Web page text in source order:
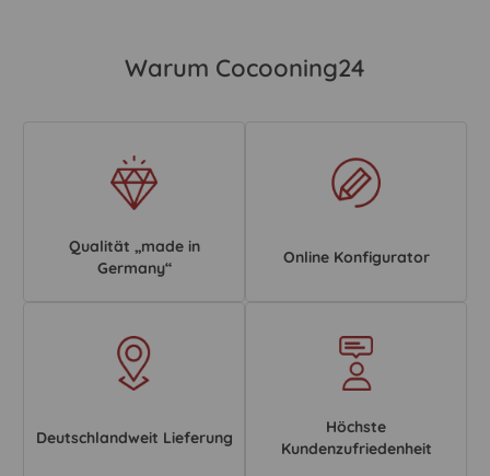
Warum Cocooning24
Qualität „made in
Germany“
Online Konfigurator
Deutschlandweit Lieferung
Höchste
Kundenzufriedenheit